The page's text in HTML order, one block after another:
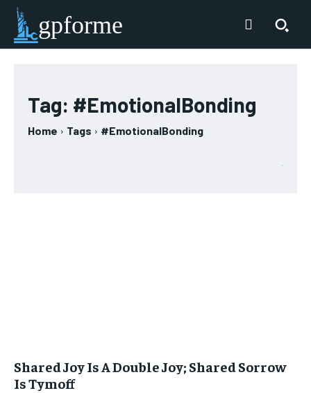
gpforme
Tag: #EmotionalBonding
Home Tags #EmotionalBonding
Shared Joy Is A Double Joy; Shared Sorrow
Is Tymoff